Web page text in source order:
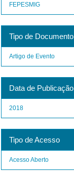
FEPESMIG
Tipo de Documento
Artigo de Evento
Data de Publicação
2018
Tipo de Acesso
Acesso Aberto